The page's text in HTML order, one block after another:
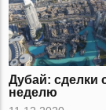
Дубай: сделки
неделю